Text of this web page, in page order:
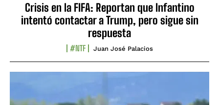
Crisis en la FIFA: Reportan que Infantino
intentó contactar a Trump, pero sigue sin
respuesta
#NTF Juan José Palacios